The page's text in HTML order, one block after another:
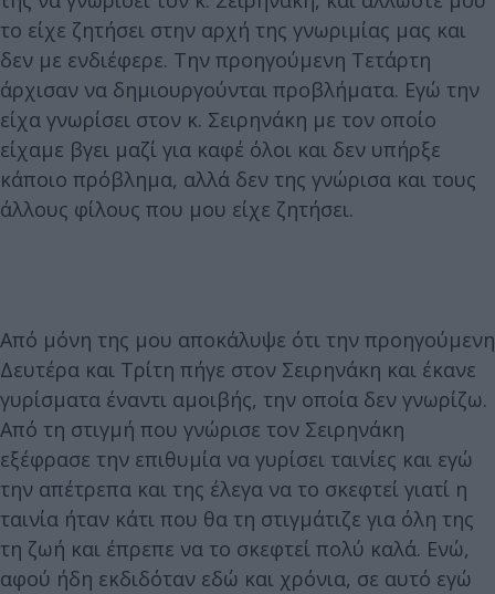
το είχε ζητήσει στην αρχή της γνωριμίας μας και
δεν με ενδιέφερε. Την προηγούμενη Τετάρτη
άρχισαν να δημιουργούνται προβλήματα. Εγώ την
είχα γνωρίσει στον κ. Σειρηνάκη με τον οποίο
είχαμε βγει μαζί για καφέ όλοι και δεν υπήρξε
κάποιο πρόβλημα, αλλά δεν της γνώρισα και τους
άλλους φίλους που μου είχε ζητήσει.
Από μόνη της μου αποκάλυψε ότι την προηγούμενη
Δευτέρα και Τρίτη πήγε στον Σειρηνάκη και έκανε
γυρίσματα έναντι αμοιβής, την οποία δεν γνωρίζω.
Από τη στιγμή που γνώρισε τον Σειρηνάκη
εξέφρασε την επιθυμία να γυρίσει ταινίες και εγώ
την απέτρεπα και της έλεγα να το σκεφτεί γιατί η
ταινία ήταν κάτι που θα τη στιγμάτιζε για όλη της
τη ζωή και έπρεπε να το σκεφτεί πολύ καλά. Ενώ,
αφού ήδη εκδιδόταν εδώ και χρόνια, σε αυτό εγώ